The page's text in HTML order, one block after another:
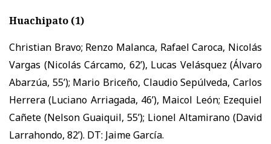
Huachipato (1)
Christian Bravo; Renzo Malanca, Rafael Caroca, Nicolás
Vargas (Nicolás Cárcamo, 62’), Lucas Velásquez (Álvaro
Abarzúa, 55’); Mario Briceño, Claudio Sepúlveda, Carlos
Herrera (Luciano Arriagada, 46’), Maicol León; Ezequiel
Cañete (Nelson Guaiquil, 55’); Lionel Altamirano (David
Larrahondo, 82’). DT: Jaime García.